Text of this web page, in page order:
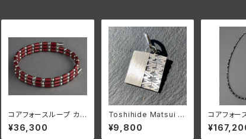
コアフォースループ カ
ーディナルレッド SUS
CFL50【正規品】
¥36,300
Toshihide Matsui シ
ルバーペンダント トップ
¥9,800
コアフォー
テラ